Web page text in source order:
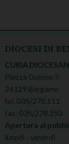
DIOCESI DI
CURIA
Piazza Duomo 5
24129 Bergamo
tel. 035/278.111
fax: 035/278.250
Apertura al
lunedì - venerdì